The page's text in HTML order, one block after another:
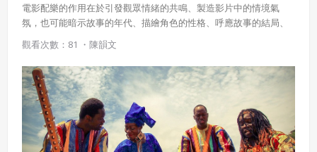
電影配樂的作用在於引發觀眾情緒的共鳴、製造影片中的情境氣
氛，也可能暗示故事的年代、描繪角色的性格、呼應故事的結局、
表現民族的特色，甚至可以表達劇中人物的思想。
觀看次數：81 ・ 陳韻文